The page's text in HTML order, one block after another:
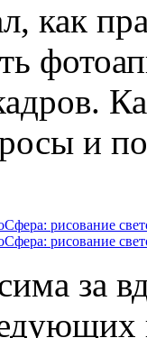
как
и
за